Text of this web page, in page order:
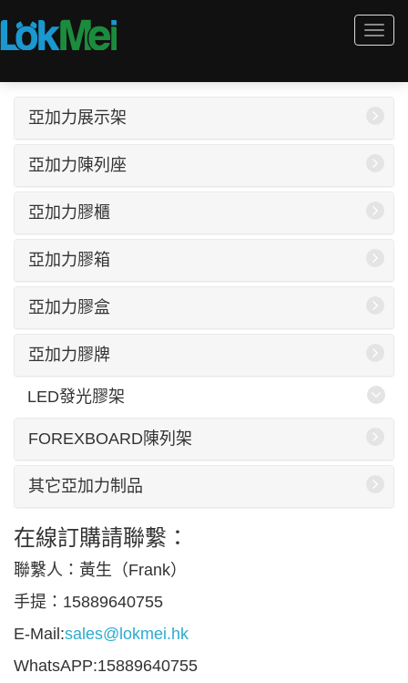
亞加力展示架
亞加力陳列座
亞加力膠櫃
亞加力膠箱
亞加力膠盒
亞加力膠牌
LED發光膠架
FOREXBOARD陳列架
其它亞加力制品
在線訂購請聯繫：
聯繫人：黃生（Frank）
手提：15889640755
E-Mail:sales@lokmei.hk
WhatsAPP:15889640755